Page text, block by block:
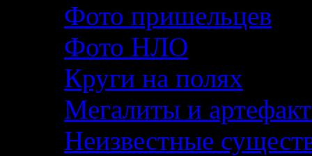
Фото пришельцев
Фото НЛО
Круги на полях
Мегалиты и
Неизвестные